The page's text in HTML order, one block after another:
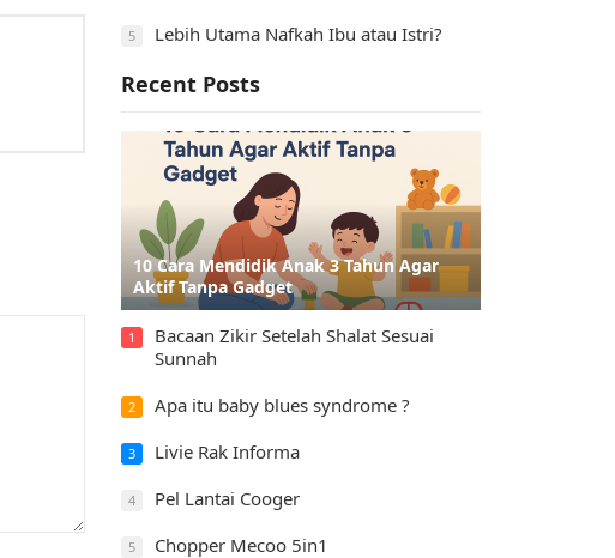
5 Lebih Utama Nafkah Ibu atau Istri?
Recent Posts
10 Cara Mendidik Anak 3 Tahun Agar
Aktif Tanpa Gadget
1
Bacaan Zikir Setelah Shalat Sesuai
Sunnah
2 Apa itu baby blues syndrome ?
3 Livie Rak Informa
4 Pel Lantai Cooger
5 Chopper Mecoo 5in1